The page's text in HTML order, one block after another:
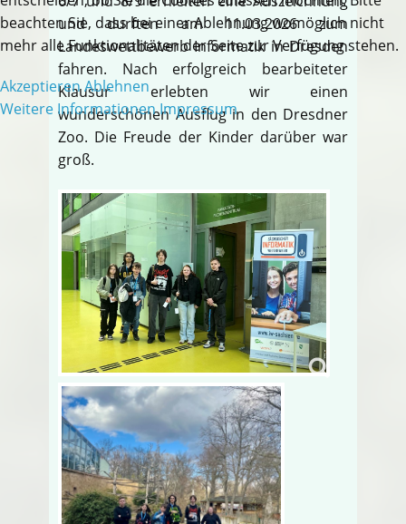
und durften am 11.03.2026 zum
Landeswettbewerb Informatik in Dresden
fahren. Nach erfolgreich bearbeiteter
Klausur erlebten wir einen
wunderschönen Ausflug in den Dresdner
Zoo. Die Freude der Kinder darüber war
groß.
beachten Sie, dass bei einer Ablehnung womöglich nicht
mehr alle Funktionalitäten der Seite zur Verfügung stehen.
AkzeptierenAblehnen
Weitere Informationen Impressum